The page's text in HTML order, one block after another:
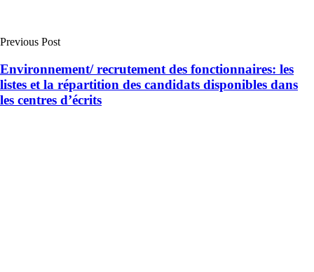
Previous Post
Environnement/ recrutement des fonctionnaires: les
listes et la répartition des candidats disponibles dans
les centres d’écrits